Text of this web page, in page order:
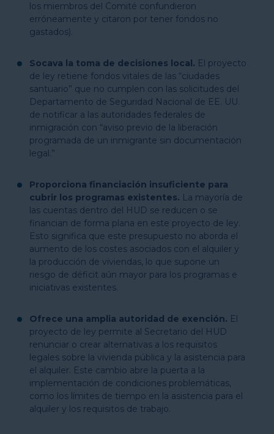
los miembros del Comité confundieron
erróneamente y citaron por tener fondos no
gastados).
Socava la toma de decisiones local. El proyecto
de ley retiene fondos vitales de las “ciudades
santuario” que no cumplen con las solicitudes del
Departamento de Seguridad Nacional de EE. UU.
de notificar a las autoridades federales de
inmigración con “aviso previo de la liberación
programada de un inmigrante sin documentación
legal.”
Proporciona financiación insuficiente para
cubrir los programas existentes. La mayoría de
las cuentas dentro del HUD se reducen o se
financian de forma plana en este proyecto de ley.
Esto significa que este presupuesto no aborda el
aumento de los costes asociados con el alquiler y
la producción de viviendas, lo que supone un
riesgo de déficit aún mayor para los programas e
iniciativas existentes.
Ofrece una amplia autoridad de exención. El
proyecto de ley permite al Secretario del HUD
renunciar o crear alternativas a los requisitos
legales sobre la vivienda pública y la asistencia para
el alquiler. Este cambio abre la puerta a la
implementación de condiciones problemáticas,
como los límites de tiempo en la asistencia para el
alquiler y los requisitos de trabajo.